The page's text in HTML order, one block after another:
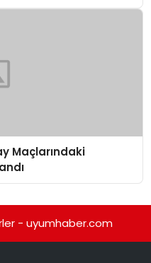
Maçlarındaki
- uyumhaber.com